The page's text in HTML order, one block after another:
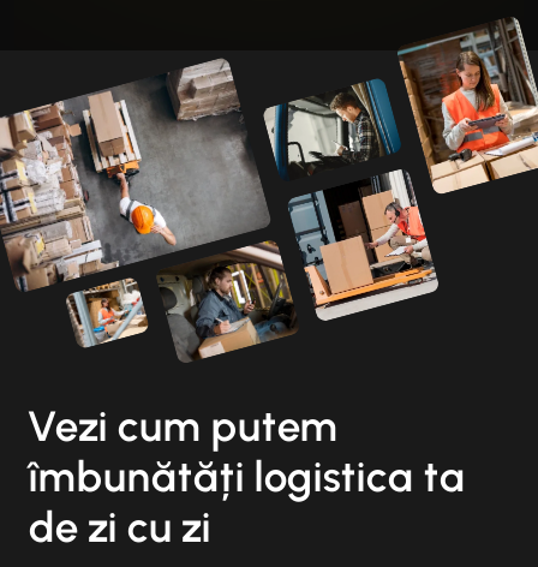
Vezi cum putem
îmbunătăți logistica ta
de zi cu zi